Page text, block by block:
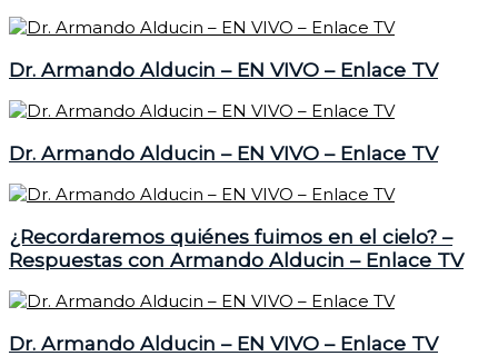
Dr. Armando Alducin – EN VIVO – Enlace TV
Dr. Armando Alducin – EN VIVO – Enlace TV
¿Recordaremos quiénes fuimos en el cielo? –
Respuestas con Armando Alducin – Enlace TV
Dr. Armando Alducin – EN VIVO – Enlace TV